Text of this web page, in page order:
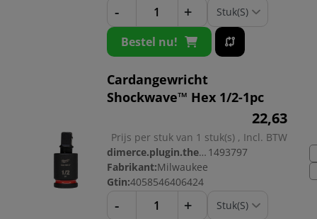
- +
Bestel nu!
Cardangewricht
Shockwave™ Hex 1/2-1pc
22,63
Prijs per stuk van 1 stuk(s) , Incl. BTW
dimerce.plugin.theme.productnr: 1493797
Fabrikant:Milwaukee
Gtin:4058546406424
- +